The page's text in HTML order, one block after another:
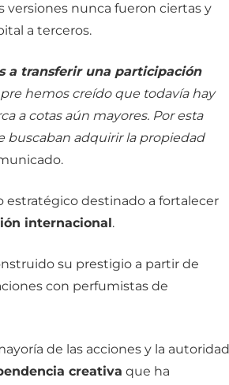
versiones nunca fueron ciertas y
a terceros.
a transferir una participación
hemos creído que todavía hay
a cotas aún mayores. Por esta
buscaban adquirir la propiedad
estratégico destinado a fortalecer
internacional.
su prestigio a partir de
con perfumistas de
de las acciones y la autoridad
creativa que ha